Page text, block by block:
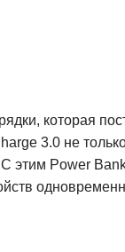
которая
3.0 не
этим Power